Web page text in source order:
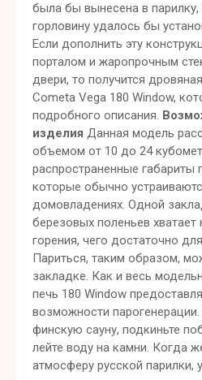
была бы вынесена в
горловину удалось бы
Если дополнить эту
порталом и жаропрочным
двери, то получится
Cometa Vega 180 Window,
подробного описания.
изделия Данная модель
объемом от 10 до 24
распространенные габариты
которые обычно
домовладениях. Одной
березовых поленьев хватает
горения, чего достаточно
Париться, таким образом,
закладке. Как и весь
печь 180 Window
возможности парогенерации.
финскую сауну, подкиньте
лейте воду на камни. Когда
атмосферу русской парилки,